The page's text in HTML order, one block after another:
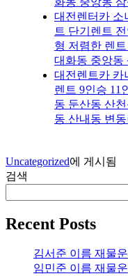
대전렌터카 소
트 단기렌트
형 저렴한 렌
대화동 중앙동
대전렌트카 카
렌트 9인승 11
동 둔산동 산
동 산내동 변
Uncategorized에 게시됨
검색
Recent Posts
김서준 이름 재물운
임민준 이름 재물운